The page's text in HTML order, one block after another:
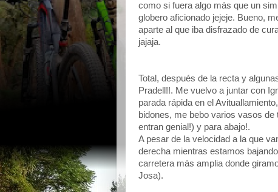
como si fuera algo más que un
globero aficionado jejeje. Bueno,
aparte al que iba disfrazado de
jajaja.
Total, después de la recta y
Pradell!!. Me vuelvo a juntar con
parada rápida en el
bidones, me bebo varios vasos
entran genial!) y para abajo!.
A pesar de la velocidad a la que
derecha mientras estamos
carretera más amplia donde
Josa).